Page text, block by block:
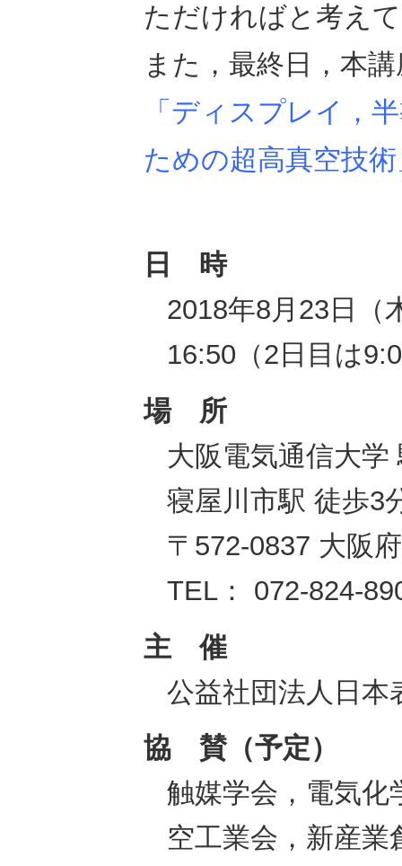
ただければと考え
また，最終日，本
「ディスプレイ，
ための超高真空技
日 時
2018年8月23日（
16:50（2日目は
場 所
大阪電気通信大
寝屋川市駅 徒歩3
〒572-0837 大阪
TEL： 072-824-
主 催
公益社団法人日本
協 賛（予定）
触媒学会，電気化
空工業会，新産業